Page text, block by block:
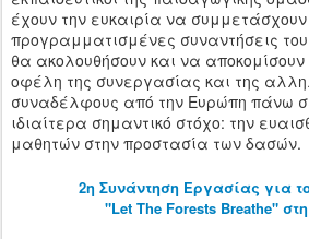
έχουν την ευκαιρία να
προγραμματισμένες συναντήσεις
θα ακολουθήσουν και να
οφέλη της συνεργασίας και της
συναδέλφους από την Ευρώπη πάνω
ιδιαίτερα σημαντικό στόχο: την
μαθητών στην προστασία των δασών.
2η Συνάντηση Εργασίας για το
"Let The Forests Breathe" στη